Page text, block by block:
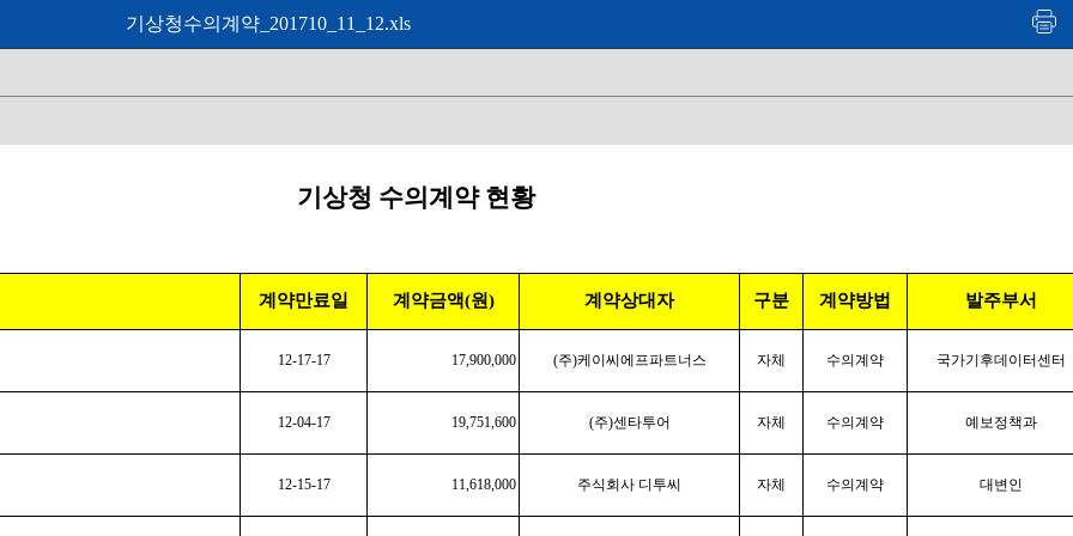
기상청수의계약_201710_11_12.xls